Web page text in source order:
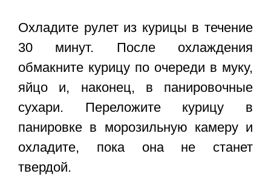
Охладите рулет из курицы в течение
30 минут. После охлаждения
обмакните курицу по очереди в муку,
яйцо и, наконец, в панировочные
сухари. Переложите курицу в
панировке в морозильную камеру и
охладите, пока она не станет
твердой.